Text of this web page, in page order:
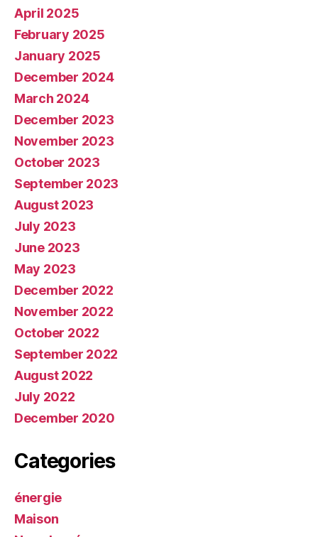
April 2025
February 2025
January 2025
December 2024
March 2024
December 2023
November 2023
October 2023
September 2023
August 2023
July 2023
June 2023
May 2023
December 2022
November 2022
October 2022
September 2022
August 2022
July 2022
December 2020
Categories
énergie
Maison